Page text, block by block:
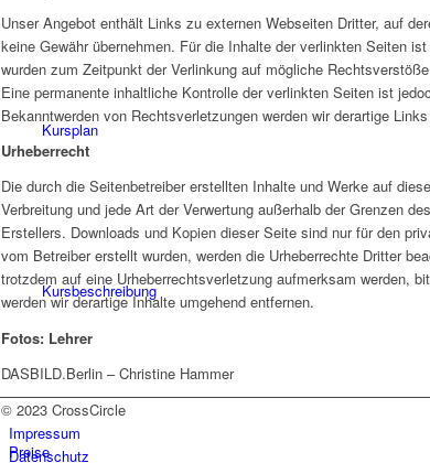
Kursplan
Kursbeschreibung
Preise
Unser Angebot enthält Links zu externen Webseiten Dritter, auf
keine Gewähr übernehmen. Für die Inhalte der verlinkten Seiten
wurden zum Zeitpunkt der Verlinkung auf mögliche
Eine permanente inhaltliche Kontrolle der verlinkten Seiten ist
Bekanntwerden von Rechtsverletzungen werden wir derartige
Urheberrecht
Die durch die Seitenbetreiber erstellten Inhalte und Werke auf
Verbreitung und jede Art der Verwertung außerhalb der Grenzen
Erstellers. Downloads und Kopien dieser Seite sind nur für den
vom Betreiber erstellt wurden, werden die Urheberrechte Dritter
trotzdem auf eine Urheberrechtsverletzung aufmerksam werden,
werden wir derartige Inhalte umgehend entfernen.
Fotos: Lehrer
DASBILD.Berlin – Christine Hammer
© 2023 CrossCircle
Impressum
Datenschutz